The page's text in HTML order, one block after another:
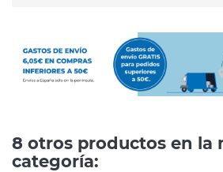
8 otros productos en la
categoría: